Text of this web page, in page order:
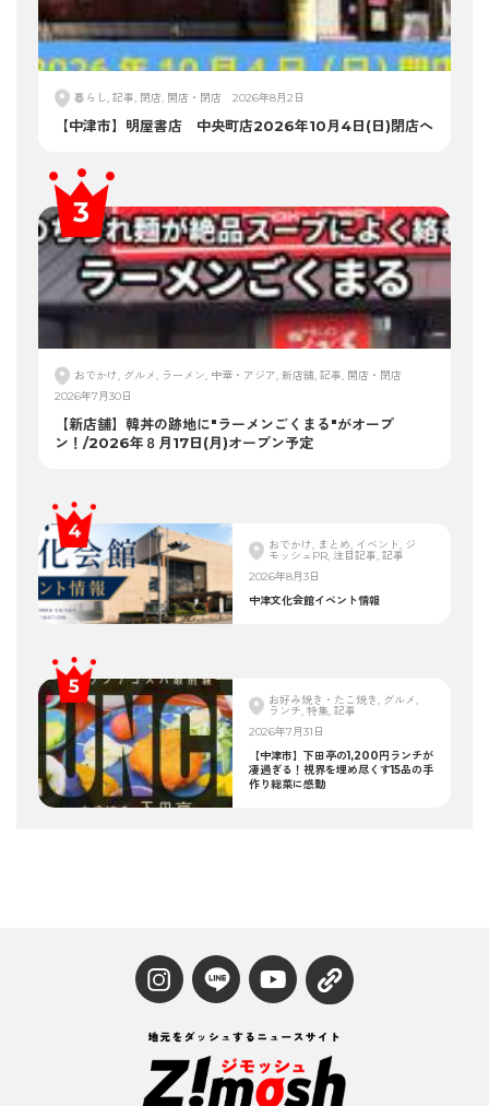
暮らし, 記事, 閉店, 開店・閉店 2026年8月2日
【中津市】明屋書店 中央町店2026年10月4日(日)閉店へ
おでかけ, グルメ, ラーメン, 中華・アジア, 新店舗, 記事, 開店・閉店
2026年7月30日
【新店舗】韓丼の跡地に"ラーメンごくまる"がオープ
ン！/2026年８月17日(月)オープン予定
おでかけ, まとめ, イベント, ジ
モッシュPR, 注目記事, 記事
2026年8月3日
中津文化会館イベント情報
お好み焼き・たこ焼き, グルメ,
ランチ, 特集, 記事
2026年7月31日
【中津市】下田亭の1,200円ランチが
凄過ぎる！視界を埋め尽くす15品の手
作り総菜に感動